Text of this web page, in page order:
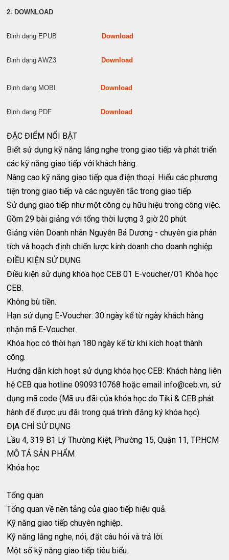
2. DOWNLOAD
Định dạng EPUB Download
Định dạng AWZ3 Download
Định dạng MOBI Download
Định dạng PDF Download
ĐẶC ĐIỂM NỔI BẬT
Biết sử dụng kỹ năng lắng nghe trong giao tiếp và phát triển
các kỹ năng giao tiếp với khách hàng.
Nâng cao kỹ năng giao tiếp qua điện thoại. Hiểu các phương
tiện trong giao tiếp và các nguyên tắc trong giao tiếp.
Sử dụng giao tiếp như một công cụ hữu hiệu trong công việc.
Gồm 29 bài giảng với tổng thời lượng 3 giờ 20 phút.
Giảng viên Doanh nhân Nguyễn Bá Dương - chuyên gia phân
tích và hoạch định chiến lược kinh doanh cho doanh nghiệp
ĐIỀU KIỆN SỬ DỤNG
Điều kiện sử dụng khóa học CEB 01 E-voucher/01 Khóa học
CEB.
Không bù tiền.
Hạn sử dụng E-Voucher: 30 ngày kể từ ngày khách hàng
nhận mã E-Voucher.
Khóa học có thời hạn 180 ngày kể từ khi kích hoạt thành
công.
Hướng dẫn kích hoạt sử dụng khóa học CEB: Khách hàng liên
hệ CEB qua hotline 0909310768 hoặc email info@ceb.vn, sử
dụng mã code (Mã ưu đãi của khóa học do Tiki & CEB phát
hành để được ưu đãi trong quá trình đăng ký khóa học).
ĐỊA CHỈ SỬ DỤNG
Lầu 4, 319 B1 Lý Thường Kiệt, Phường 15, Quận 11, TP.HCM
MÔ TẢ SẢN PHẨM
Khóa học
Tổng quan
Tổng quan về nền tảng của giao tiếp hiệu quả.
Kỹ năng giao tiếp chuyên nghiệp.
Kỹ năng lắng nghe, nói, đặt câu hỏi và trả lời.
Một số kỹ năng giao tiếp tiêu biểu.